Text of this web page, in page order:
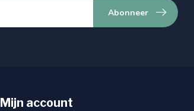
Abonneer
Mijn account